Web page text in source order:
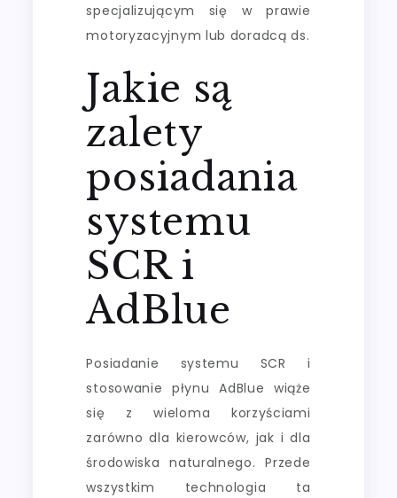
specjalizującym się w prawie
motoryzacyjnym lub doradcą ds.
Jakie są
zalety
posiadania
systemu
SCR i
AdBlue
Posiadanie systemu SCR i
stosowanie płynu AdBlue wiąże
się z wieloma korzyściami
zarówno dla kierowców, jak i dla
środowiska naturalnego. Przede
wszystkim technologia ta